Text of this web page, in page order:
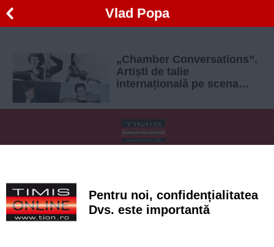
Vlad Popa
„Chamber Conversations”.
Artiști de talie
internațională pe scena
Timișoara
Politica de confidentialitate
Regulament postare și moderare comentarii
Pentru noi, confidențialitatea
Dvs. este importantă